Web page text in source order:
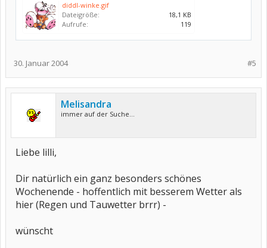
diddl-winke.gif
Dateigröße:
18,1 KB
Aufrufe:
119
#5
30. Januar 2004
Melisandra
immer auf der Suche...
Liebe lilli,
Dir natürlich ein ganz besonders schönes
Wochenende - hoffentlich mit besserem Wetter als
hier (Regen und Tauwetter brrr) -
wünscht